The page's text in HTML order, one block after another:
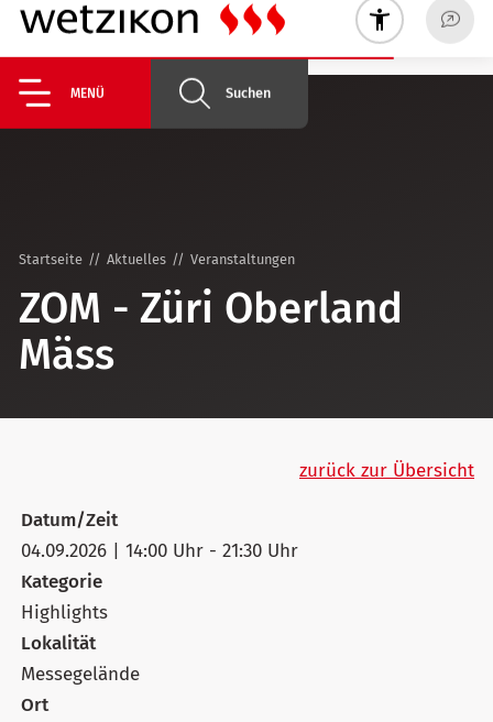
Startseite Aktuelles Veranstaltungen
ZOM - Züri Oberland
Mäss
zurück zur Übersicht
Datum/Zeit
04.09.2026 | 14:00 Uhr - 21:30 Uhr
Kategorie
Highlights
Lokalität
Messegelände
Ort